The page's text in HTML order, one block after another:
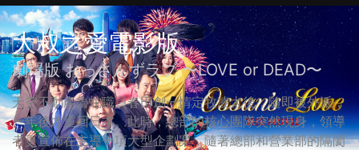
大叔之愛電影版
劇場版 おっさんずラブ 〜LOVE or DEAD〜
天空不動產魯蛇職員春田創一情定牧凌太後，隨即被外派，
一年後才重回日本。此時，總部的核心團隊突然現身，領導
者更宣佈在主導一項大型企劃案，隨著總部和營業部的隔閡